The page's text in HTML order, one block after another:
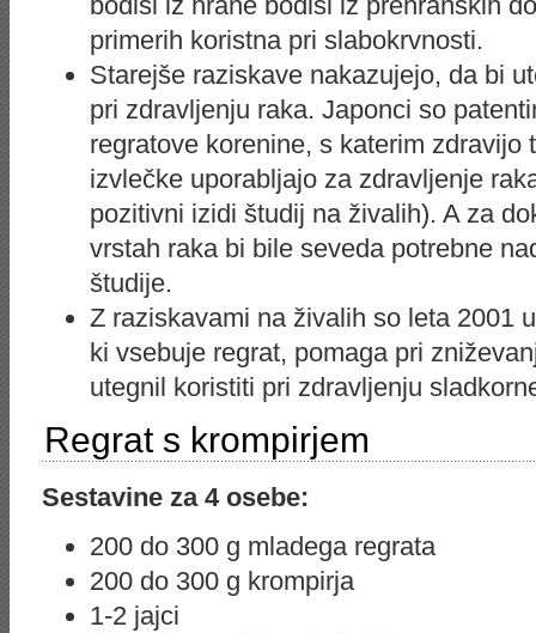
primerih koristna pri slabokrvnosti.
Starejše raziskave nakazujejo, da bi
pri zdravljenju raka. Japonci so
regratove korenine, s katerim zdravijo
izvlečke uporabljajo za zdravljenje
pozitivni izidi študij na živalih). A za
vrstah raka bi bile seveda potrebne
študije.
Z raziskavami na živalih so leta 2001
ki vsebuje regrat, pomaga pri
utegnil koristiti pri zdravljenju
Regrat s krompirjem
Sestavine za 4 osebe:
200 do 300 g mladega regrata
200 do 300 g krompirja
1-2 jajci